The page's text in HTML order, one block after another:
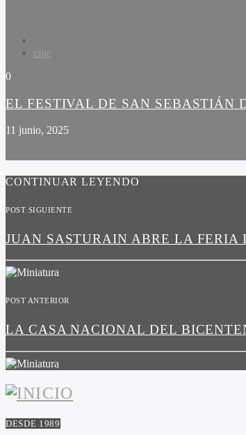
cine
0
EL FESTIVAL DE SAN SEBASTIÁN
11 junio, 2025
CONTINUAR LEYENDO
POST SIGUIENTE
JUAN SASTURAIN ABRE LA FERIA
POST ANTERIOR
LA CASA NACIONAL DEL
DESDE 1989